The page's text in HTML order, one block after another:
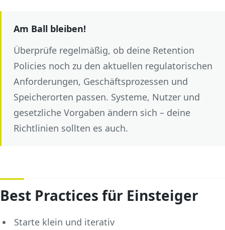
Am Ball bleiben!
Überprüfe regelmäßig, ob deine Retention
Policies noch zu den aktuellen regulatorischen
Anforderungen, Geschäftsprozessen und
Speicherorten passen. Systeme, Nutzer und
gesetzliche Vorgaben ändern sich – deine
Richtlinien sollten es auch.
Best Practices für Einsteiger
Starte klein und iterativ